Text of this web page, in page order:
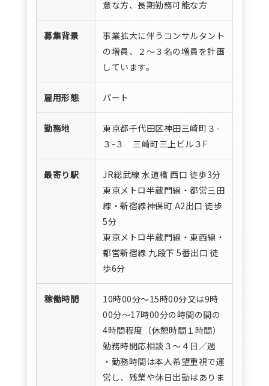
意な方、長期勤務可能な方
募集背景
事業拡大に伴うコンサルタント
の増員、２～３名の増員を計画
しています。
雇用形態 パート
勤務地
東京都千代田区神田三崎町３-
３-３ 三崎町三上ビル３F
最寄り駅
JR総武線 水道橋 西口 徒歩3分
東京メトロ半蔵門線・都営三田
線・新宿線神保町 A2出口 徒歩
5分
東京メトロ半蔵門線・東西線・
都営新宿線 九段下 5番出口 徒
歩6分
稼働時間
10時00分〜15時00分又は9時
00分〜17時00分の時間の間の
4時間程度（休憩時間１時間）
勤務時間応相談３～４日／週
・勤務時間は本人希望重視で運
営し、残業や休日出勤はありま